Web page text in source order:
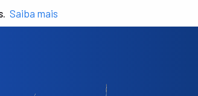
Saiba mais